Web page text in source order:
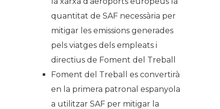
quantitat de SAF necessària per
mitigar les emissions generades
pels viatges dels empleats i
directius de Foment del Treball
Foment del Treball es convertirà
en la primera patronal espanyola
a utilitzar SAF per mitigar la